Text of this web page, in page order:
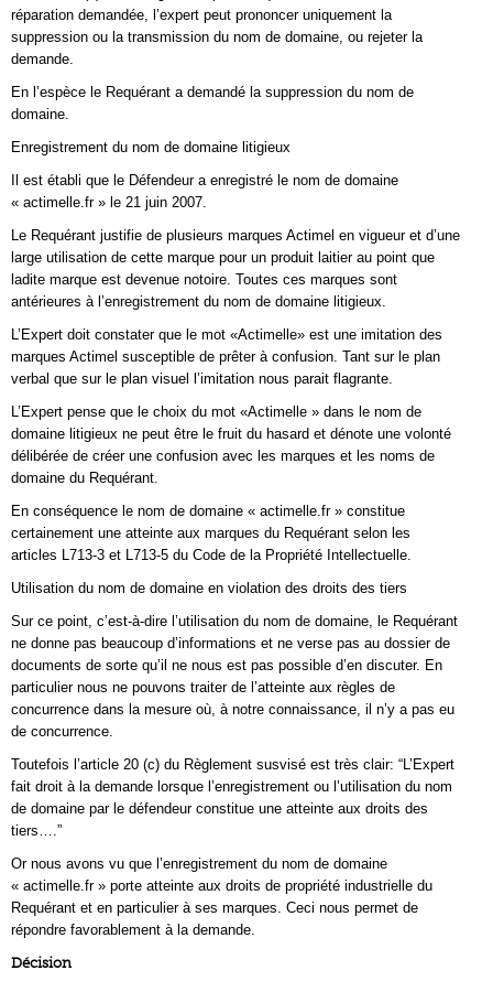
réparation demandée, l’expert peut prononcer uniquement la
suppression ou la transmission du nom de domaine, ou rejeter la
demande.
En l’espèce le Requérant a demandé la suppression du nom de
domaine.
Enregistrement du nom de domaine litigieux
Il est établi que le Défendeur a enregistré le nom de domaine
« actimelle.fr » le 21 juin 2007.
Le Requérant justifie de plusieurs marques Actimel en vigueur et d’une
large utilisation de cette marque pour un produit laitier au point que
ladite marque est devenue notoire. Toutes ces marques sont
antérieures à l’enregistrement du nom de domaine litigieux.
L’Expert doit constater que le mot «Actimelle» est une imitation des
marques Actimel susceptible de prêter à confusion. Tant sur le plan
verbal que sur le plan visuel l’imitation nous parait flagrante.
L’Expert pense que le choix du mot «Actimelle » dans le nom de
domaine litigieux ne peut être le fruit du hasard et dénote une volonté
délibérée de créer une confusion avec les marques et les noms de
domaine du Requérant.
En conséquence le nom de domaine « actimelle.fr » constitue
certainement une atteinte aux marques du Requérant selon les
articles L713-3 et L713-5 du Code de la Propriété Intellectuelle.
Utilisation du nom de domaine en violation des droits des tiers
Sur ce point, c’est-à-dire l’utilisation du nom de domaine, le Requérant
ne donne pas beaucoup d’informations et ne verse pas au dossier de
documents de sorte qu’il ne nous est pas possible d’en discuter. En
particulier nous ne pouvons traiter de l’atteinte aux règles de
concurrence dans la mesure où, à notre connaissance, il n’y a pas eu
de concurrence.
Toutefois l’article 20 (c) du Règlement susvisé est très clair: “L’Expert
fait droit à la demande lorsque l’enregistrement ou l’utilisation du nom
de domaine par le défendeur constitue une atteinte aux droits des
tiers….”
Or nous avons vu que l’enregistrement du nom de domaine
« actimelle.fr » porte atteinte aux droits de propriété industrielle du
Requérant et en particulier à ses marques. Ceci nous permet de
répondre favorablement à la demande.
Décision